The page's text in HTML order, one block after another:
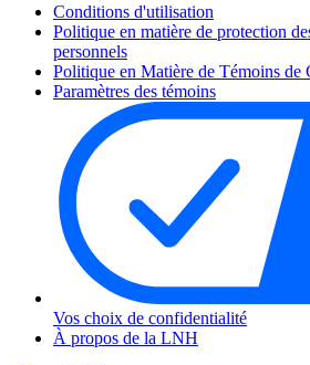
Conditions d'utilisation
Politique en matière de protection
personnels
Politique en Matière de Témoins de
Paramètres des témoins
Vos choix de confidentialité
À propos de la LNH